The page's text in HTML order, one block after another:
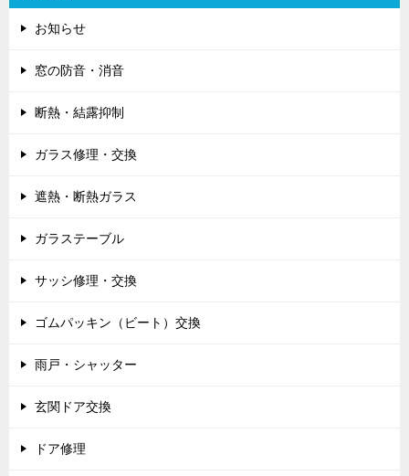
お知らせ
窓の防音・消音
断熱・結露抑制
ガラス修理・交換
遮熱・断熱ガラス
ガラステーブル
サッシ修理・交換
ゴムパッキン（ビート）交換
雨戸・シャッター
玄関ドア交換
ドア修理